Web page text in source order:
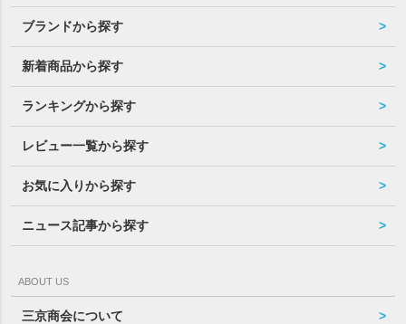
ブランドから探す
新着商品から探す
ランキングから探す
レビュー一覧から探す
お気に入りから探す
ニュース記事から探す
ABOUT US
三京商会について